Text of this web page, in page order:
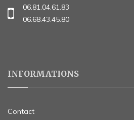
06.81.04.61.83
06.68.43.45.80
INFORMATIONS
Contact